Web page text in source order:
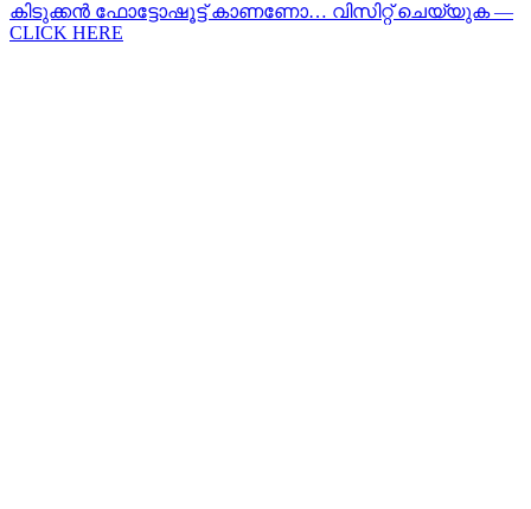
കിടുക്കന്‍ ഫോട്ടോഷൂട്ട്‌ കാണണോ… വിസിറ്റ് ചെയ്യുക —
CLICK HERE